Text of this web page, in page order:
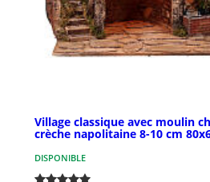
Village classique avec moulin
crèche napolitaine 8-10 cm
DISPONIBLE